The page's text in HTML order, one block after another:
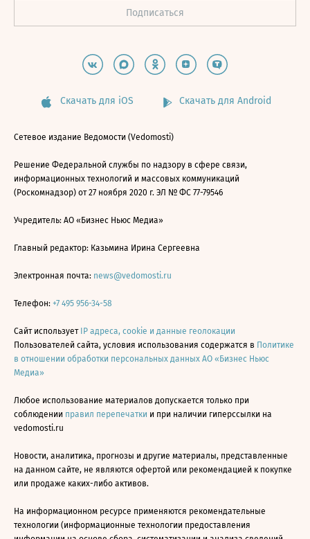
Скачать для iOS Скачать для Android
Сетевое издание Ведомости (Vedomosti)
Решение Федеральной службы по надзору в сфере связи,
информационных технологий и массовых коммуникаций
(Роскомнадзор) от 27 ноября 2020 г. ЭЛ № ФС 77-79546
Учредитель: АО «Бизнес Ньюс Медиа»
Главный редактор: Казьмина Ирина Сергеевна
Электронная почта: news@vedomosti.ru
Телефон: +7 495 956-34-58
Сайт использует IP адреса, cookie и данные геолокации
Пользователей сайта, условия использования содержатся в Политике
в отношении обработки персональных данных АО «Бизнес Ньюс
Медиа»
Любое использование материалов допускается только при
соблюдении правил перепечатки и при наличии гиперссылки на
vedomosti.ru
Новости, аналитика, прогнозы и другие материалы, представленные
на данном сайте, не являются офертой или рекомендацией к покупке
или продаже каких-либо активов.
На информационном ресурсе применяются рекомендательные
технологии (информационные технологии предоставления